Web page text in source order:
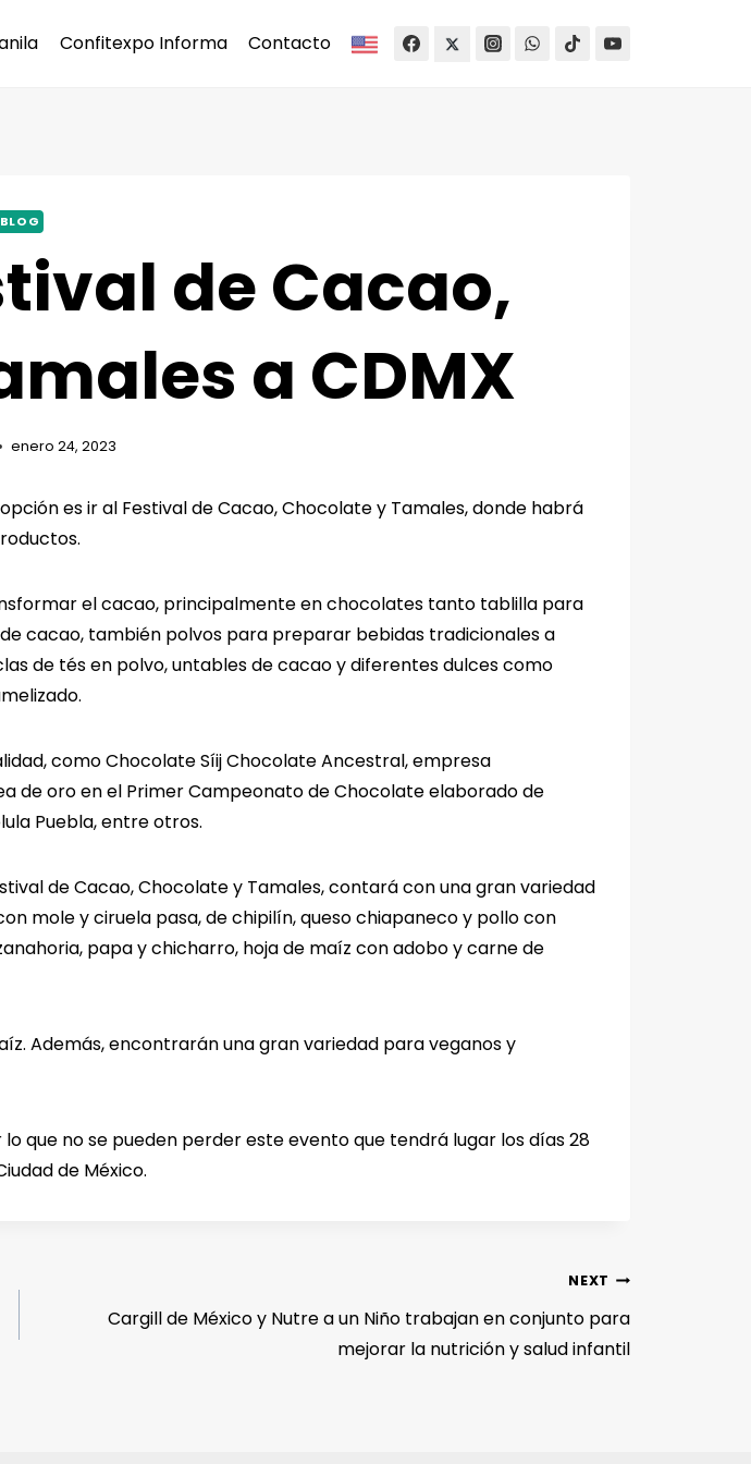
Confitexpo Informa Contacto
BLOG
de Cacao,
a CDMX
enero 24, 2023
es ir al Festival de Cacao, Chocolate y Tamales, donde habrá
el cacao, principalmente en chocolates tanto tablilla para
cacao, también polvos para preparar bebidas tradicionales a
de tés en polvo, untables de cacao y diferentes dulces como
como Chocolate Síij Chocolate Ancestral, empresa
de oro en el Primer Campeonato de Chocolate elaborado de
Puebla, entre otros.
de Cacao, Chocolate y Tamales, contará con una gran variedad
mole y ciruela pasa, de chipilín, queso chiapaneco y pollo con
papa y chicharro, hoja de maíz con adobo y carne de
Además, encontrarán una gran variedad para veganos y
que no se pueden perder este evento que tendrá lugar los días 28
de México.
NEXT
Cargill de México y Nutre a un Niño trabajan en conjunto para
mejorar la nutrición y salud infantil